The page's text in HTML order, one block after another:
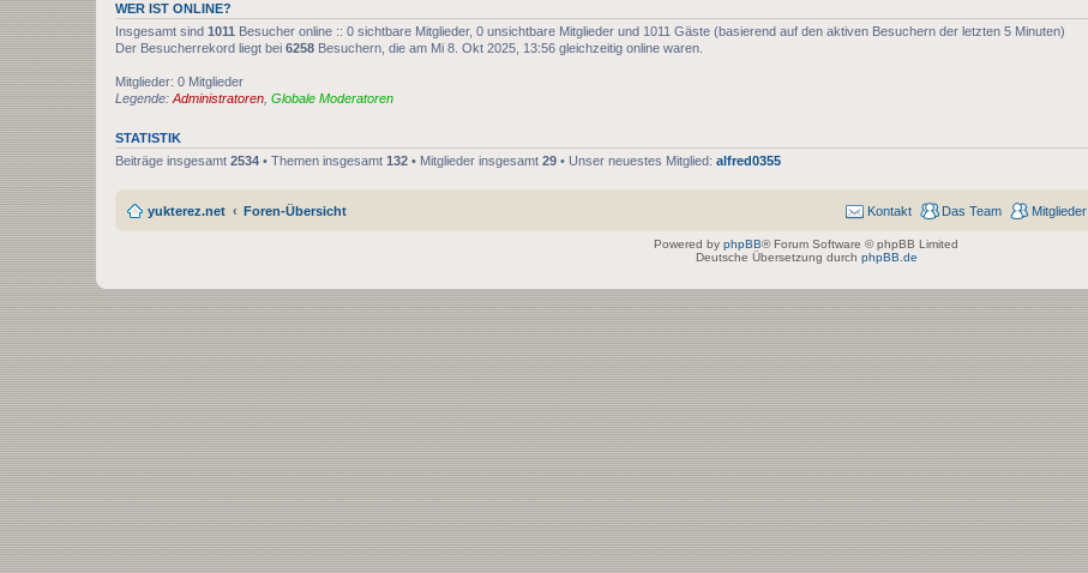
WER IST ONLINE?
Insgesamt sind 1011 Besucher online :: 0 sichtbare Mitglieder, 0 unsichtbare Mitglieder und 1011 Gäste (basierend auf den aktiven Besuchern der letzten 5 Minuten)
Der Besucherrekord liegt bei 6258 Besuchern, die am Mi 8. Okt 2025, 13:56 gleichzeitig online waren.
Mitglieder: 0 Mitglieder
Legende: Administratoren Globale Moderatoren
STATISTIK
Beiträge insgesamt 2534 • Themen insgesamt 132 • Mitglieder insgesamt 29 • Unser neuestes Mitglied: alfred0355
yukterez.net Foren-Übersicht Mitglieder
Das Team
Kontakt
Powered by phpBB® Forum Software © phpBB Limited
Deutsche Übersetzung durch phpBB.de